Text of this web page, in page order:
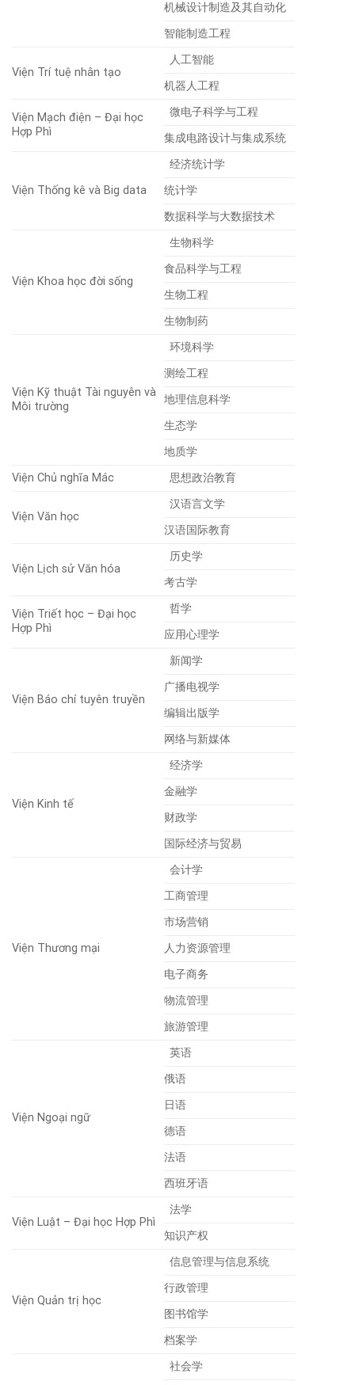
机械设计制造及其自动化
智能制造工程
Viện Trí tuệ nhân tạo
人工智能
机器人工程
Viện Mạch điện – Đại học
Hợp Phì
微电子科学与工程
集成电路设计与集成系统
Viện Thống kê và Big data
经济统计学
统计学
数据科学与大数据技术
Viện Khoa học đời sống
生物科学
食品科学与工程
生物工程
生物制药
Viện Kỹ thuật Tài nguyên và
Môi trường
环境科学
测绘工程
地理信息科学
生态学
地质学
Viện Chủ nghĩa Mác
思想政治教育
Viện Văn học
汉语言文学
汉语国际教育
Viện Lịch sử Văn hóa
历史学
考古学
Viện Triết học – Đại học
Hợp Phì
哲学
应用心理学
Viện Báo chí tuyên truyền
新闻学
广播电视学
编辑出版学
网络与新媒体
Viện Kinh tế
经济学
金融学
财政学
国际经济与贸易
Viện Thương mại
会计学
工商管理
市场营销
人力资源管理
电子商务
物流管理
旅游管理
Viện Ngoại ngữ
英语
俄语
日语
德语
法语
西班牙语
Viện Luật – Đại học Hợp Phì
法学
知识产权
Viện Quản trị học
信息管理与信息系统
行政管理
图书馆学
档案学
社会学